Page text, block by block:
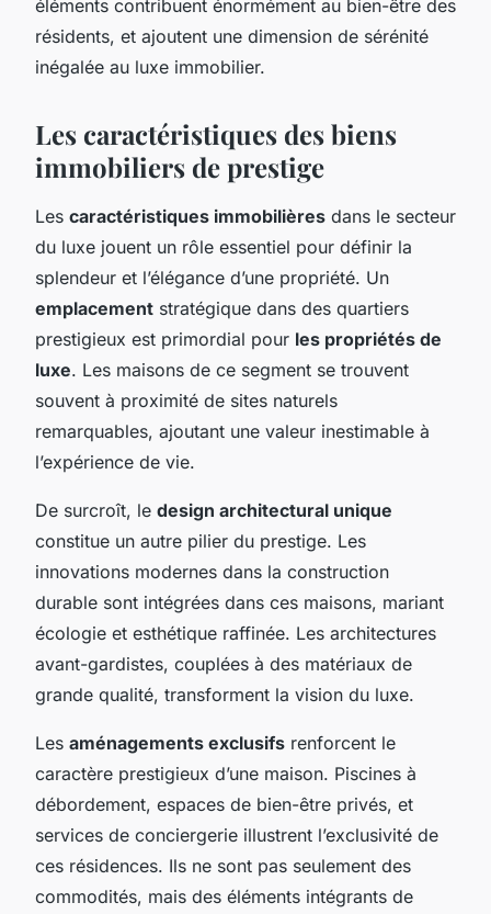
éléments contribuent énormément au bien-être des
résidents, et ajoutent une dimension de sérénité
inégalée au luxe immobilier.
Les caractéristiques des biens
immobiliers de prestige
Les caractéristiques immobilières dans le secteur
du luxe jouent un rôle essentiel pour définir la
splendeur et l’élégance d’une propriété. Un
emplacement stratégique dans des quartiers
prestigieux est primordial pour les propriétés de
luxe. Les maisons de ce segment se trouvent
souvent à proximité de sites naturels
remarquables, ajoutant une valeur inestimable à
l’expérience de vie.
De surcroît, le design architectural unique
constitue un autre pilier du prestige. Les
innovations modernes dans la construction
durable sont intégrées dans ces maisons, mariant
écologie et esthétique raffinée. Les architectures
avant-gardistes, couplées à des matériaux de
grande qualité, transforment la vision du luxe.
Les aménagements exclusifs renforcent le
caractère prestigieux d’une maison. Piscines à
débordement, espaces de bien-être privés, et
services de conciergerie illustrent l’exclusivité de
ces résidences. Ils ne sont pas seulement des
commodités, mais des éléments intégrants de